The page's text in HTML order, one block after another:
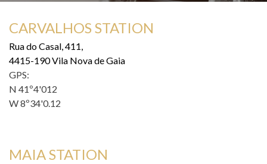
CARVALHOS STATION
Rua do Casal, 411,
4415-190 Vila Nova de Gaia
GPS:
N 41º4'012
W 8º34'0.12
MAIA STATION